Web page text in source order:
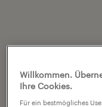
Willkommen.
Ihre Cookies.
Für ein bestmögliches